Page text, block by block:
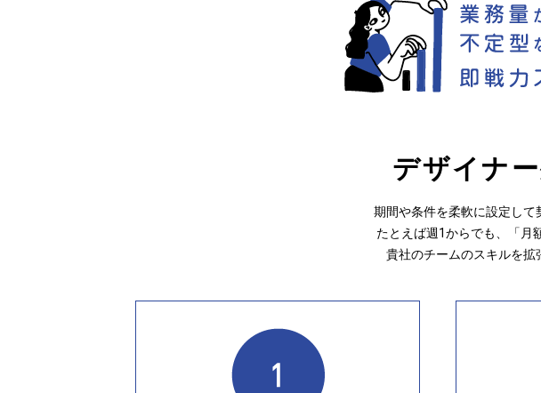
デザイナ
期間や条件を柔軟に設定して
たとえば週1からでも、「月
貴社のチームのスキルを拡